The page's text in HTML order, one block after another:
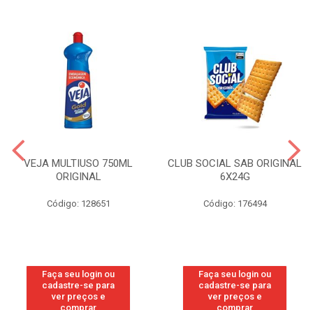
VEJA MULTIUSO 750ML
ORIGINAL
Código: 128651
Faça seu login ou
cadastre-se para
ver preços e
comprar
CLUB SOCIAL SAB ORIGINAL
6X24G
Código: 176494
Faça seu login ou
cadastre-se para
ver preços e
comprar